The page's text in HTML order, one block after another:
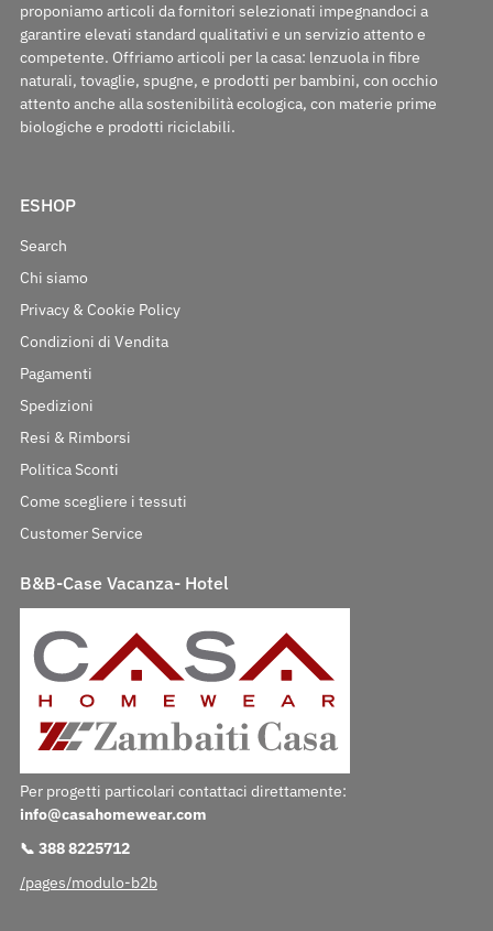
proponiamo articoli da fornitori selezionati impegnandoci a
garantire elevati standard qualitativi e un servizio attento e
competente. Offriamo articoli per la casa: lenzuola in fibre
naturali, tovaglie, spugne, e prodotti per bambini, con occhio
attento anche alla sostenibilità ecologica, con materie prime
biologiche e prodotti riciclabili.
ESHOP
Search
Chi siamo
Privacy & Cookie Policy
Condizioni di Vendita
Pagamenti
Spedizioni
Resi & Rimborsi
Politica Sconti
Come scegliere i tessuti
Customer Service
B&B-Case Vacanza- Hotel
Per progetti particolari contattaci direttamente:
info@casahomewear.com
📞 388 8225712
/pages/modulo-b2b